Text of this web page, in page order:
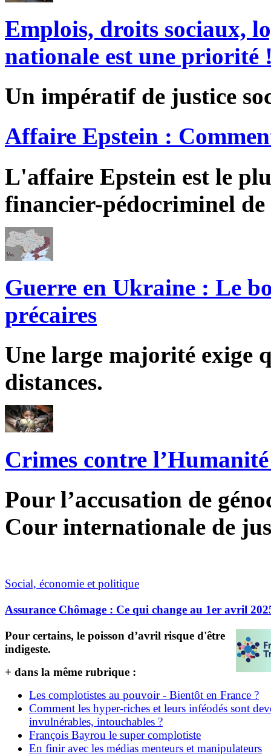
Emplois, droits sociaux,
nationale est une priorité
Un impératif de justice
Affaire Epstein :
L'affaire Epstein est le
financier-pédocriminel
Guerre en Ukraine : Le
précaires
Une large majorité exige
distances.
Crimes contre
Pour l’accusation de
Cour internationale de
Social, économie et politique
Assurance Chômage : Ce qui change au 1er avril
Pour certains, le poisson d’avril risque d'être
indigeste.
+ dans la même rubrique :
Les complotistes au pouvoir - Bientôt en France ?
Comment les hyper-riches et leurs inféodés sont
invulnérables, intouchables ?
François Bayrou le super complotiste
En finir avec les médias menteurs et manipulateurs